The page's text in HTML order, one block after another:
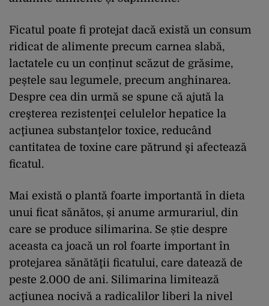
Ficatul poate fi protejat dacă există un consum
ridicat de alimente precum carnea slabă,
lactatele cu un conținut scăzut de grăsime,
peștele sau legumele, precum anghinarea.
Despre cea din urmă se spune că ajută la
creşterea rezistenţei celulelor hepatice la
acţiunea substanţelor toxice, reducând
cantitatea de toxine care pătrund şi afectează
ficatul.
Mai există o plantă foarte importantă în dieta
unui ficat sănătos, și anume armurariul, din
care se produce silimarina. Se știe despre
aceasta ca joacă un rol foarte important în
protejarea sănătăţii ficatului, care datează de
peste 2.000 de ani. Silimarina limitează
acţiunea nocivă a radicalilor liberi la nivel